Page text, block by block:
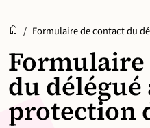
Accueil
Accueil
/ Formulaire de contact du
du délégué
protection